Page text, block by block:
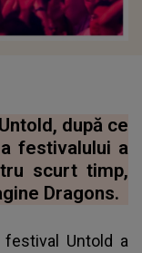
după ce
festivalului a
scurt timp,
Dragons.
Untold a